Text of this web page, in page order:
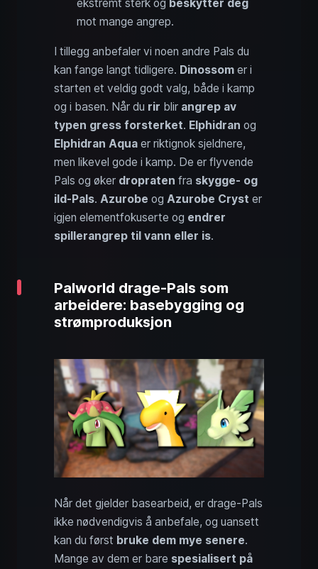
ekstremt sterk og beskytter deg
mot mange angrep.
I tillegg anbefaler vi noen andre Pals du
kan fange langt tidligere. Dinossom er i
starten et veldig godt valg, både i kamp
og i basen. Når du rir blir angrep av
typen gress forsterket. Elphidran og
Elphidran Aqua er riktignok sjeldnere,
men likevel gode i kamp. De er flyvende
Pals og øker dropraten fra skygge- og
ild-Pals. Azurobe og Azurobe Cryst er
igjen elementfokuserte og endrer
spillerangrep til vann eller is.
Palworld drage-Pals som
arbeidere: basebygging og
strømproduksjon
Når det gjelder basearbeid, er drage-Pals
ikke nødvendigvis å anbefale, og uansett
kan du først bruke dem mye senere.
Mange av dem er bare spesialisert på